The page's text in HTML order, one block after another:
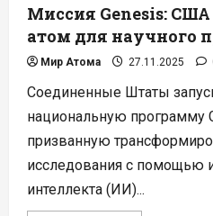
Миссия Genesis:
атом для научного
Мир Атома 27.11.2025
Соединенные Штаты
национальную программу
призванную
исследования с помощью
интеллекта (ИИ)...